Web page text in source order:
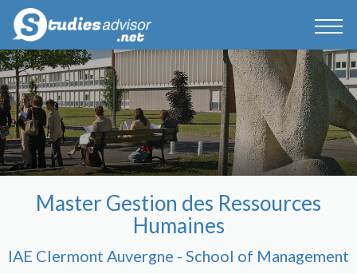
Master Gestion des Ressources
Humaines
IAE Clermont Auvergne - School of Management